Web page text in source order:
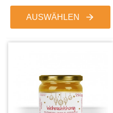
AUSWÄHLEN